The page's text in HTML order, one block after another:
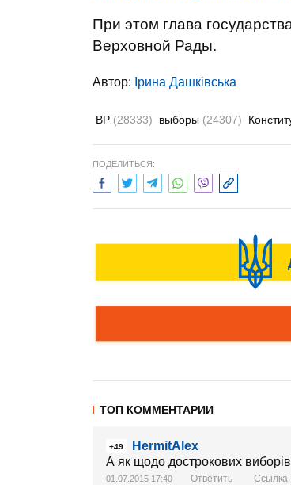
При этом глава
Верховной Рады.
Автор: Ірина Дашківська
ВР (28333) выборы (24307)
ПОДЕЛИТЬСЯ:
ТОП КОММЕНТАРИИ
+49
HermitAlex
А як щодо дострокових
01.07.2015 17:40 Ответить Ссылка